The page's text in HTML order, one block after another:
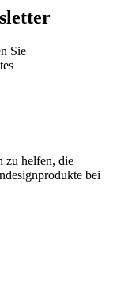
Sie
zu helfen, die
bei